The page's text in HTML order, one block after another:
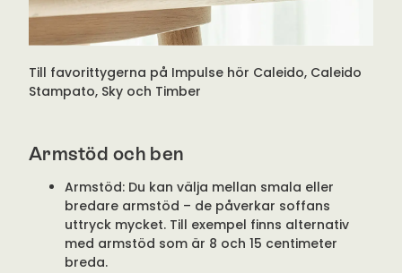
Till favorittygerna på Impulse hör Caleido, Caleido
Stampato, Sky och Timber
Armstöd och ben
Armstöd: Du kan välja mellan smala eller
bredare armstöd – de påverkar soffans
uttryck mycket. Till exempel finns alternativ
med armstöd som är 8 och 15 centimeter
breda.